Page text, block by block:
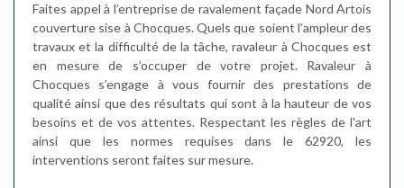
Faites appel à l’entreprise de ravalement façade Nord Artois
couverture sise à Chocques. Quels que soient l’ampleur des
travaux et la difficulté de la tâche, ravaleur à Chocques est
en mesure de s’occuper de votre projet. Ravaleur à
Chocques s’engage à vous fournir des prestations de
qualité ainsi que des résultats qui sont à la hauteur de vos
besoins et de vos attentes. Respectant les règles de l'art
ainsi que les normes requises dans le 62920, les
interventions seront faites sur mesure.